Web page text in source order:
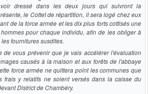
dressé dans les deux jours qui suivront la
le Cottet de répartition, il sera logé chez eux
de la force armée et les dix plus forts cottisés une
pour chaque individu, afin de les obliger à
fournitures susdites.
de vous prévenir que je vais accélérer l'évaluation
causés à la maison et aux forêts de l'abbaye
force armée ne quittera point les communes que
frais y relatifs ne soient versés dans la caisse du
District de Chambéry.